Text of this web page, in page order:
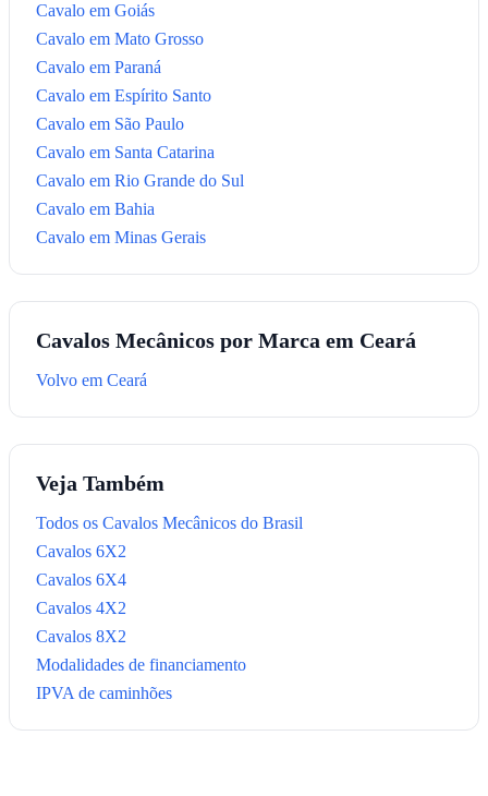
Cavalo em Goiás
Cavalo em Mato Grosso
Cavalo em Paraná
Cavalo em Espírito Santo
Cavalo em São Paulo
Cavalo em Santa Catarina
Cavalo em Rio Grande do Sul
Cavalo em Bahia
Cavalo em Minas Gerais
Cavalos Mecânicos por Marca em Ceará
Volvo em Ceará
Veja Também
Todos os Cavalos Mecânicos do Brasil
Cavalos 6X2
Cavalos 6X4
Cavalos 4X2
Cavalos 8X2
Modalidades de financiamento
IPVA de caminhões